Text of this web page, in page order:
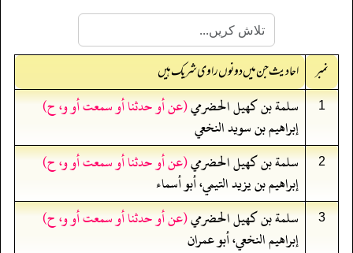
نمبر احادیث جن میں دونوں راوی شریک ہیں
1 سلمة بن كهيل الحضرمي(عن أو حدثنا أو سمعت أو و، ح)
إبراهيم بن سويد النخعي
2 سلمة بن كهيل الحضرمي(عن أو حدثنا أو سمعت أو و، ح)
إبراهيم بن يزيد التيمي، أبو أسماء
3 سلمة بن كهيل الحضرمي(عن أو حدثنا أو سمعت أو و، ح)
إبراهيم النخعي، أبو عمران